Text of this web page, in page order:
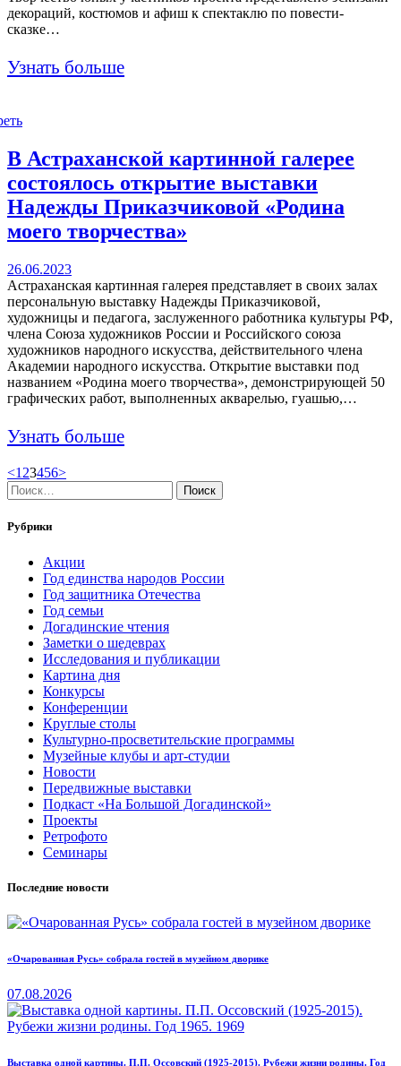
декораций, костюмов и афиш к спектаклю по повести-
сказке…
Узнать больше
В Астраханской картинной галерее
состоялось открытие выставки
Надежды Приказчиковой «Родина
моего творчества»
26.06.2023
Астраханская картинная галерея представляет в своих залах
персональную выставку Надежды Приказчиковой,
художницы и педагога, заслуженного работника культуры РФ,
члена Союза художников России и Российского союза
художников народного искусства, действительного члена
Академии народного искусства. Открытие выставки под
названием «Родина моего творчества», демонстрирующей 50
графических работ, выполненных акварелью, гуашью,…
Узнать больше
Навигация
по
записям
<Page
1 Page
2Page
3Page
4Page
5Page
6>
Найти:
Рубрики
Акции
Год единства народов России
Год защитника Отечества
Год семьи
Догадинские чтения
Заметки о шедеврах
Исследования и публикации
Картина дня
Конкурсы
Конференции
Круглые столы
Культурно-просветительские программы
Музейные клубы и арт-студии
Новости
Передвижные выставки
Подкаст «На Большой Догадинской»
Проекты
Ретрофото
Семинары
Последние новости
«Очарованная Русь» собрала гостей в музейном дворике
07.08.2026
Выставка одной картины. П.П. Оссовский (1925-2015). Рубежи жизни родины. Год